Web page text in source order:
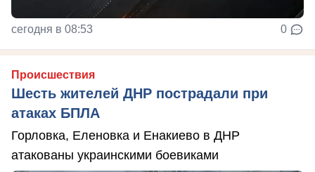
сегодня в 08:53 0
Происшествия
Шесть жителей ДНР пострадали при
атаках БПЛА
Горловка, Еленовка и Енакиево в ДНР
атакованы украинскими боевиками